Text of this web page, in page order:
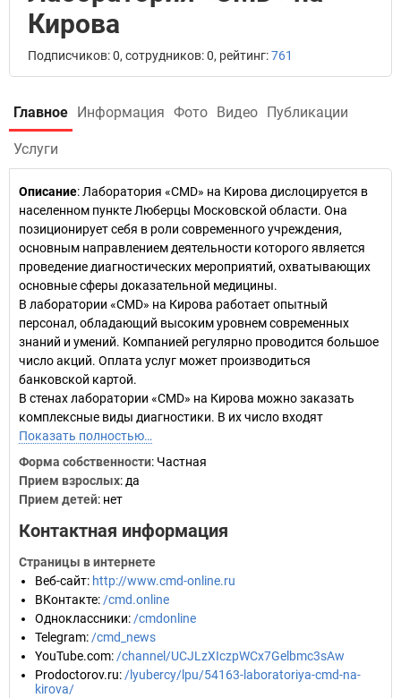
Кирова
Подписчиков: 0, сотрудников: 0, рейтинг:761
Главное Информация Фото Видео Публикации
Услуги
Описание: Лаборатория «CMD» на Кирова дислоцируется в
населенном пункте Люберцы Московской области. Она
позиционирует себя в роли современного учреждения,
основным направлением деятельности которого является
проведение диагностических мероприятий, охватывающих
основные сферы доказательной медицины.
В лаборатории «CMD» на Кирова работает опытный
персонал, обладающий высоким уровнем современных
знаний и умений. Компанией регулярно проводится большое
число акций. Оплата услуг может производиться
банковской картой.
В стенах лаборатории «CMD» на Кирова можно заказать
комплексные виды диагностики. В их число входят
Показать полностью…
Форма собственности: Частная
Прием взрослых: да
Прием детей: нет
Контактная информация
Страницы в интернете
Веб-сайт: http://www.cmd-online.ru
ВКонтакте: /cmd.online
Одноклассники: /cmdonline
Telegram: /cmd_news
YouTube.com: /channel/UCJLzXIczpWCx7Gelbmc3sAw
Prodoctorov.ru: /lyubercy/lpu/54163-laboratoriya-cmd-na-
kirova/